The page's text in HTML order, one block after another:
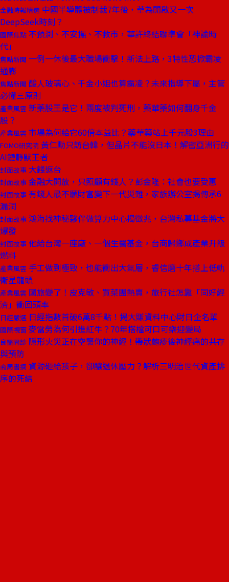
金融時報精選 中國半導體被制裁7年後，華為開啟又一次
DeepSeek時刻？
國際焦點 不預測、不安撫、不救市，華許終結聯準會「神諭時
代」
焦點新聞 一例一休後最大職場衝擊！新法上路，3特性恐掀霸凌
通膨
焦點新聞 酸人玻璃心、千金小姐也算霸凌？未來指導下屬，主管
必懂三原則
產業風雲 新藥股王是它！兩度被判死刑，藥華藥如何翻身千金
股？
產業風雲 市場為何給它60倍本益比？藥華藥站上千元股3理由
FOMO研究院 黃仁勳只訪台韓，但晶片不能沒日本！解密亞洲行的
AI鏈靜默王者
封面故事 大錢返台
封面故事 金融大開放，只照顧有錢人？彭金隆：社會也要受惠
封面故事 有錢人最不願財富變下一代災難，家族辦公室揭傳承6
漏洞
封面故事 鴻海找神秘夥伴做算力中心揭徵兆，台灣私募基金將大
爆發
封面故事 他給台灣一座廠、一個生醫基金，台商歸鄉成產業升級
燃料
產業風雲 手工做到極致，也能衝出大氣層，睿信磨十年搭上低軌
衛星龍頭
產業風雲 國旅變了！皮克敏、買菜團熱賣，旅行社怎靠「同好經
濟」衝回頭率
日經嚴選 日經指數首破6萬8千點！揭大賺資料中心財日企名單
國際視窗 麥當勞為何引進紅牛？70年搭檔可口可樂迎變局
良醫問診 隱形火災正在空襲你的神經！帶狀皰疹後神經痛的共存
與預防
商周書摘 資源砸給孩子，卻釀退休壓力？解析三明治世代資產排
序的死結